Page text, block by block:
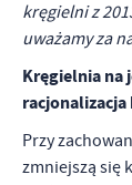
kręgielni z
uważamy za
Kręgielnia na
Przy
zmniejszą się